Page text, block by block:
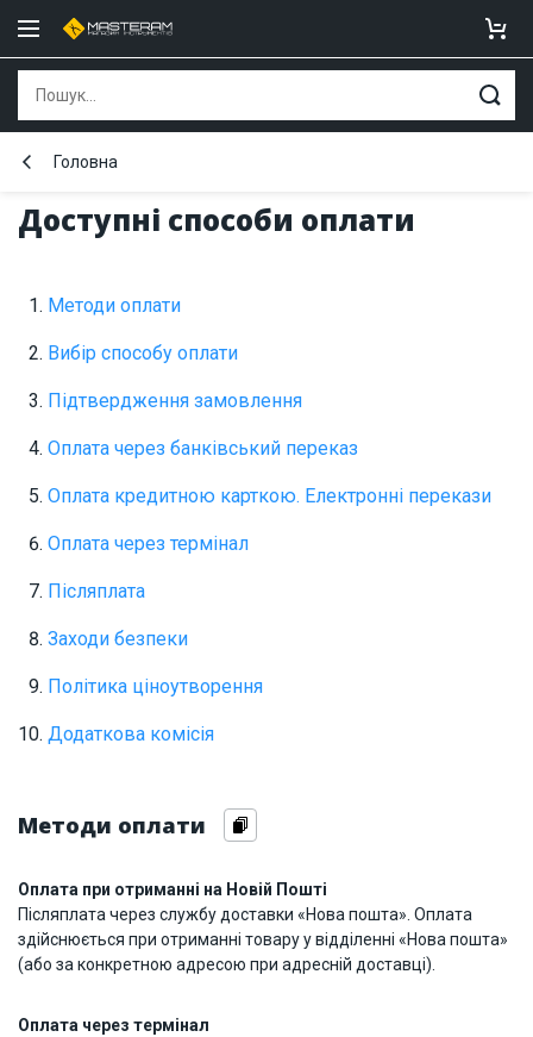
Доступні способи оплати
Головна
Методи оплати
Вибір способу оплати
Підтвердження замовлення
Оплата через банківський переказ
Оплата кредитною карткою. Електронні перекази
Оплата через термінал
Післяплата
Заходи безпеки
Політика ціноутворення
Додаткова комісія
Методи оплати
Оплата при отриманні на Новій Пошті
Післяплата через службу доставки «Нова пошта». Оплата
здійснюється при отриманні товару у відділенні «Нова пошта»
(або за конкретною адресою при адресній доставці).
Оплата через термінал